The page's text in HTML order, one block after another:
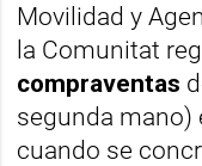
Movilidad y
la Comunitat
compraventas
segunda mano)
cuando se